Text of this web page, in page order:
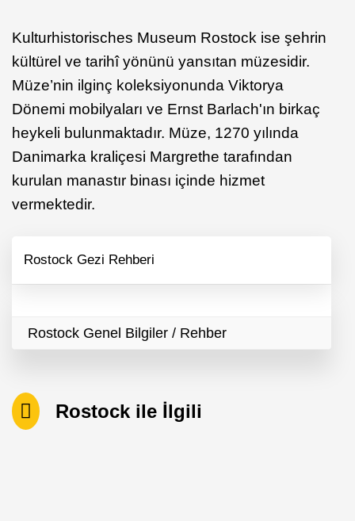
Kulturhistorisches Museum Rostock ise şehrin
kültürel ve tarihî yönünü yansıtan müzesidir.
Müze’nin ilginç koleksiyonunda Viktorya
Dönemi mobilyaları ve Ernst Barlach'ın birkaç
heykeli bulunmaktadır. Müze, 1270 yılında
Danimarka kraliçesi Margrethe tarafından
kurulan manastır binası içinde hizmet
vermektedir.
Rostock Gezi Rehberi
Rostock Genel Bilgiler / Rehber
Rostock ile İlgili